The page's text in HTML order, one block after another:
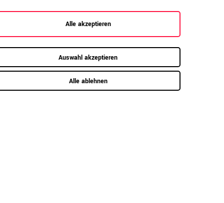
die halten, was sie versprechen:
Seitenwände und ein robuster 25 mm
Regal pürbar stabil und sichtbar hochwertig.
Alle akzeptieren
Auswahl akzeptieren
Alle ablehnen